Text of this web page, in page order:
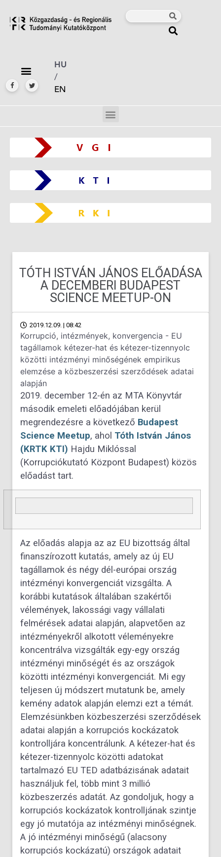
HU
/
EN
TÓTH ISTVÁN JÁNOS ELŐADÁSA
A DECEMBERI BUDAPEST
SCIENCE MEETUP-ON
2019.12.09. | 08:42
Korrupció, intézmények, konvergencia - EU
tagállamok kétezer-hat és kétezer-tizennyolc
közötti intézményi minőségének empirikus
elemzése a közbeszerzési szerződések adatai
alapján
2019. december 12-én az MTA Könyvtár
második emeleti előadójában kerül
megrendezésre a következő Budapest
Science Meetup, ahol Tóth István János
(KRTK KTI) Hajdu Miklóssal
(Korrupciókutató Központ Budapest) közös
előadást tart.
Az előadás alapja az az EU bizottság által
finanszírozott kutatás, amely az új EU
tagállamok és négy dél-európai ország
intézményi konvergenciát vizsgálta. A
korábbi kutatások általában szakértői
vélemények, lakossági vagy vállalati
felmérések adatai alapján, alapvetően az
intézményekről alkotott véleményekre
koncentrálva vizsgálták egy-egy ország
intézményi minőségét és az országok
közötti intézményi konvergenciát. Mi egy
teljesen új módszert mutatunk be, amely
kemény adatok alapján elemzi ezt a témát.
Elemzésünkben közbeszerzési szerződések
adatai alapján a korrupciós kockázatok
kontrolljára koncentrálunk. A kétezer-hat és
kétezer-tizennyolc közötti adatokat
tartalmazó EU TED adatbázisának adatait
használjuk fel, több mint 3 millió
közbeszerzés adatát. Az gondoljuk, hogy a
korrupciós kockázatok kontrolljának szintje
egy jó mutatója az intézményi minőségnek.
A jó intézményi minőségű (alacsony
korrupciós kockázatú) országok adatait